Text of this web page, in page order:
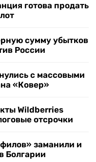
готова продать
сумму убытков
России
с массовыми
«Ковер»
Wildberries
отсрочки
заманили и
Болгарии